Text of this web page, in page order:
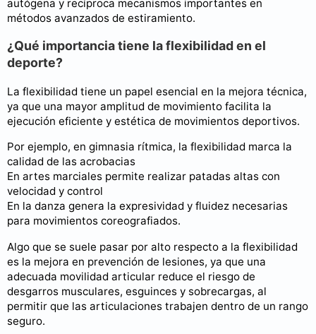
autógena y recíproca mecanismos importantes en
métodos avanzados de estiramiento.
¿Qué importancia tiene la flexibilidad en el
deporte?
La flexibilidad tiene un papel esencial en la mejora técnica,
ya que una mayor amplitud de movimiento facilita la
ejecución eficiente y estética de movimientos deportivos.
Por ejemplo, en gimnasia rítmica, la flexibilidad marca la
calidad de las acrobacias
En artes marciales permite realizar patadas altas con
velocidad y control
En la danza genera la expresividad y fluidez necesarias
para movimientos coreografiados.
Algo que se suele pasar por alto respecto a la flexibilidad
es la mejora en prevención de lesiones, ya que una
adecuada movilidad articular reduce el riesgo de
desgarros musculares, esguinces y sobrecargas, al
permitir que las articulaciones trabajen dentro de un rango
seguro.